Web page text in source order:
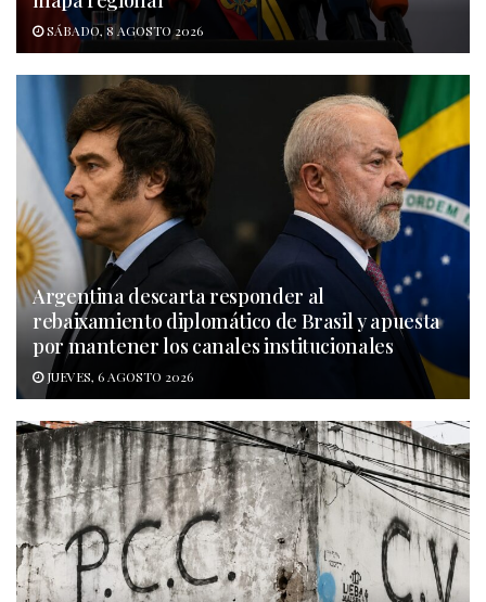
SÁBADO, 8 AGOSTO 2026
Argentina descarta responder al
rebaixamiento diplomático de Brasil y apuesta
por mantener los canales institucionales
JUEVES, 6 AGOSTO 2026